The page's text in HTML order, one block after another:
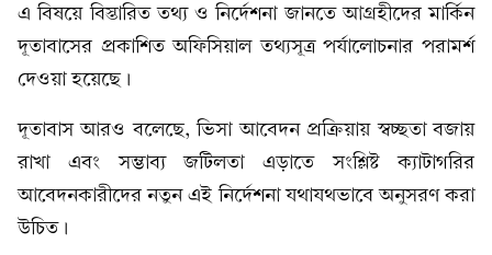
এ বিষয়ে বিস্তারিত তথ্য ও নির্দেশনা জানতে আগ্রহীদের মার্কিন
দূতাবাসের প্রকাশিত অফিসিয়াল তথ্যসূত্র পর্যালোচনার পরামর্শ
দেওয়া হয়েছে।
দূতাবাস আরও বলেছে, ভিসা আবেদন প্রক্রিয়ায় স্বচ্ছতা বজায়
রাখা এবং সম্ভাব্য জটিলতা এড়াতে সংশ্লিষ্ট ক্যাটাগরির
আবেদনকারীদের নতুন এই নির্দেশনা যথাযথভাবে অনুসরণ করা
উচিত।